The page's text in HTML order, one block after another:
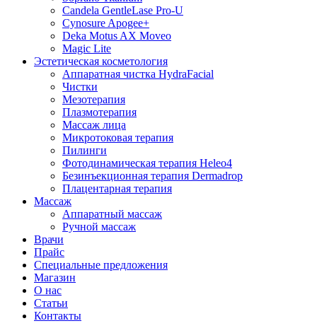
Candela GentleLase Pro-U
Cynosure Apogee+
Deka Motus AX Moveo
Magic Lite
Эстетическая косметология
Аппаратная чистка HydraFacial
Чистки
Мезотерапия
Плазмотерапия
Массаж лица
Микротоковая терапия
Пилинги
Фотодинамическая терапия Heleo4
Безинъекционная терапия Dermadrop
Плацентарная терапия
Массаж
Аппаратный массаж
Ручной массаж
Врачи
Прайс
Специальные предложения
Магазин
О нас
Статьи
Контакты